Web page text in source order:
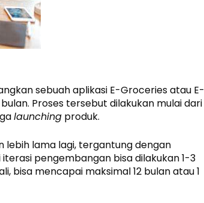
sebuah aplikasi E-Groceries atau E-
Proses tersebut dilakukan mulai dari
launching produk.
lebih lama lagi, tergantung dengan
pengembangan bisa dilakukan 1-3
bisa mencapai maksimal 12 bulan atau 1